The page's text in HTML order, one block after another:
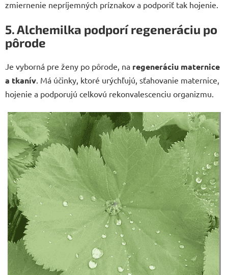
zmiernenie nepríjemných príznakov a podporiť tak hojenie.
5. Alchemilka podporí regeneráciu po
pôrode
Je vyborná pre ženy po pôrode, na regeneráciu maternice
a tkanív . Má účinky, ktoré urýchľujú, sťahovanie maternice,
hojenie a podporujú celkovú rekonvalescenciu organizmu.